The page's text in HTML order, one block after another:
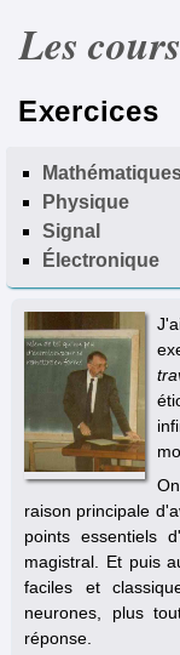
Les
Exercices
Physique
Signal
Électronique
raison principale
points essentiels
magistral. Et puis
faciles et
neurones, plus
réponse.